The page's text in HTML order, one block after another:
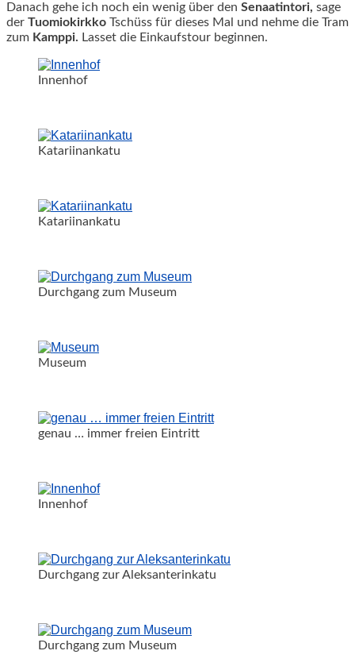
Danach gehe ich noch ein wenig über den Senaatintori, sage
der Tuomiokirkko Tschüss für dieses Mal und nehme die Tram
zum Kamppi. Lasset die Einkaufstour beginnen.
Innenhof
Katariinankatu
Katariinankatu
Durchgang zum Museum
Museum
genau … immer freien Eintritt
Innenhof
Durchgang zur Aleksanterinkatu
Durchgang zum Museum